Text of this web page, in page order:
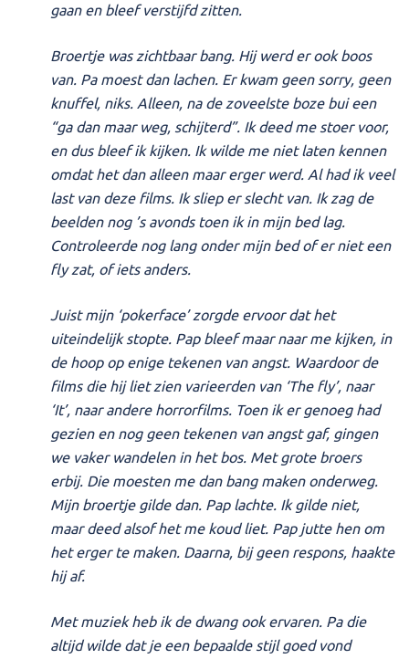
gaan en bleef verstijfd zitten.
Broertje was zichtbaar bang. Hij werd er ook boos
van. Pa moest dan lachen. Er kwam geen sorry, geen
knuffel, niks. Alleen, na de zoveelste boze bui een
“ga dan maar weg, schijterd”. Ik deed me stoer voor,
en dus bleef ik kijken. Ik wilde me niet laten kennen
omdat het dan alleen maar erger werd. Al had ik veel
last van deze films. Ik sliep er slecht van. Ik zag de
beelden nog ’s avonds toen ik in mijn bed lag.
Controleerde nog lang onder mijn bed of er niet een
fly zat, of iets anders.
Juist mijn ‘pokerface’ zorgde ervoor dat het
uiteindelijk stopte. Pap bleef maar naar me kijken, in
de hoop op enige tekenen van angst. Waardoor de
films die hij liet zien varieerden van ‘The fly’, naar
‘It’, naar andere horrorfilms. Toen ik er genoeg had
gezien en nog geen tekenen van angst gaf, gingen
we vaker wandelen in het bos. Met grote broers
erbij. Die moesten me dan bang maken onderweg.
Mijn broertje gilde dan. Pap lachte. Ik gilde niet,
maar deed alsof het me koud liet. Pap jutte hen om
het erger te maken. Daarna, bij geen respons, haakte
hij af.
Met muziek heb ik de dwang ook ervaren. Pa die
altijd wilde dat je een bepaalde stijl goed vond